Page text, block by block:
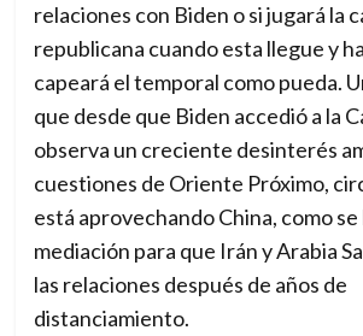
relaciones con Biden o si jugará la
republicana cuando esta llegue y
capeará el temporal como pueda.
que desde que Biden accedió a la
observa un creciente desinterés
cuestiones de Oriente Próximo,
está aprovechando China, como se
mediación para que Irán y Arabia
las relaciones después de años de
distanciamiento.